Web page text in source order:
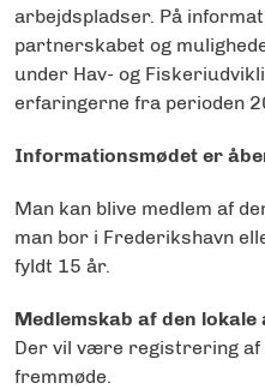
arbejdspladser. På
partnerskabet og
under Hav- og
erfaringerne fra perioden
Informationsmødet er
Man kan blive medlem af
man bor i Frederikshavn
fyldt 15 år.
Medlemskab af den
Der vil være registrering af
fremmøde.